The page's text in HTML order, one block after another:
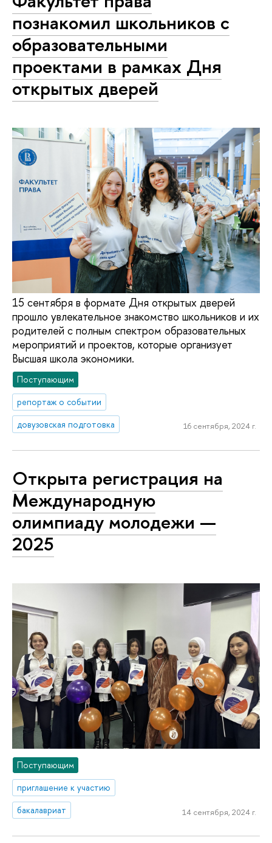
познакомил школьников с
образовательными
проектами в рамках Дня
открытых дверей
15 сентября в формате Дня открытых дверей
прошло увлекательное знакомство школьников и их
родителей с полным спектром образовательных
мероприятий и проектов, которые организует
Высшая школа экономики.
Поступающим
репортаж о событии
довузовская подготовка
16 сентября, 2024 г.
Открыта регистрация на
Международную
олимпиаду молодежи —
2025
Поступающим
приглашение к участию
бакалавриат
14 сентября, 2024 г.